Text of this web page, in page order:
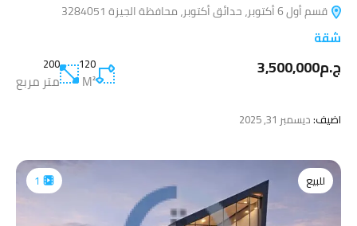
قسم أول 6 أكتوبر، حدائق أكتوبر، محافظة الجيزة 3284051
شقة
ج.م3,500,000 120
M²
200
متر مربع
اضيف:ديسمبر 31, 2025
للبيع 1